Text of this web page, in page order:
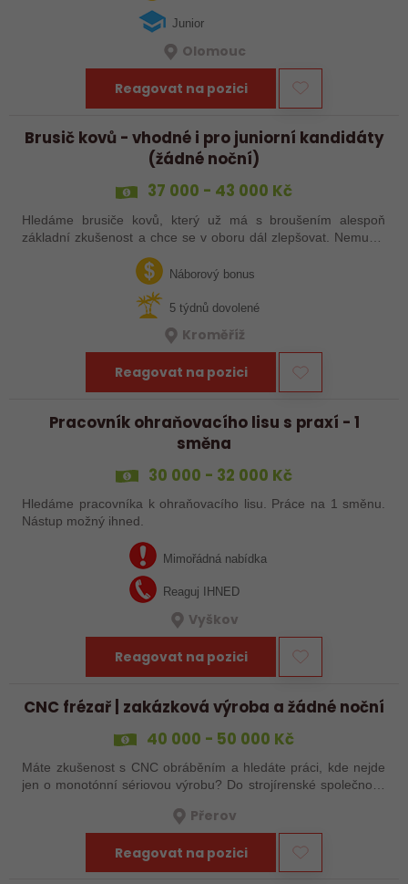
Junior
Olomouc
Reagovat na pozici
Brusič kovů - vhodné i pro juniorní kandidáty
(žádné noční)
37 000 - 43 000 Kč
Hledáme brusiče kovů, který už má s broušením alespoň
základní zkušenost a chce se v oboru dál zlepšovat. Nemusíš
být samostatný specialista s dlouholetou praxí. Důležité je,
abys už někdy pracoval…Náborový bonus
5 týdnů dovolené
Kroměříž
Reagovat na pozici
Pracovník ohraňovacího lisu s praxí - 1
směna
30 000 - 32 000 Kč
Hledáme pracovníka k ohraňovacího lisu. Práce na 1 směnu.
Nástup možný ihned.
Mimořádná nabídka
Reaguj IHNED
Vyškov
Reagovat na pozici
CNC frézař | zakázková výroba a žádné noční
40 000 - 50 000 Kč
Máte zkušenost s CNC obráběním a hledáte práci, kde nejde
jen o monotónní sériovou výrobu? Do strojírenské společnosti
Přerov
Reagovat na pozici